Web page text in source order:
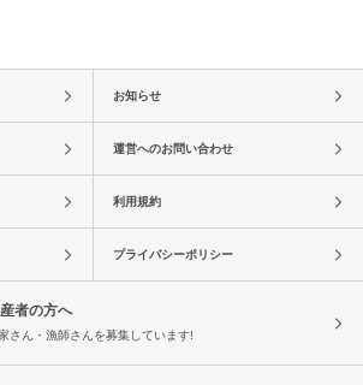
お知らせ
運営へのお問い合わせ
利用規約
プライバシーポリシー
者の方へ
さん・漁師さんを募集しています!